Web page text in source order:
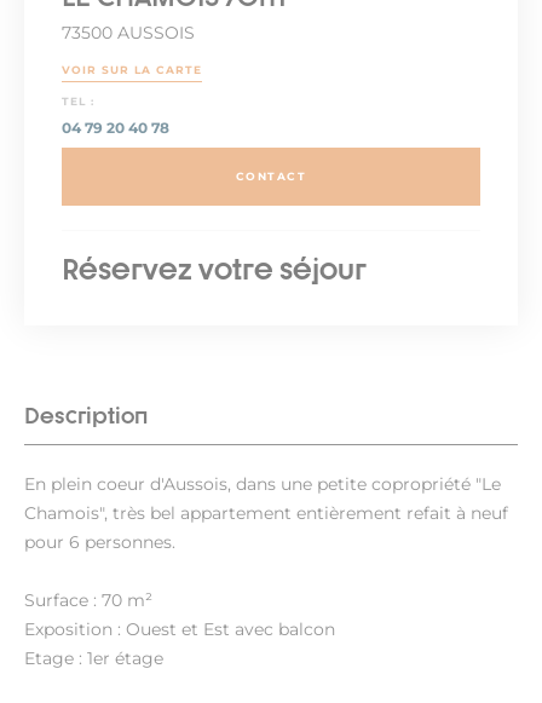
Description
En plein coeur d'Aussois, dans une petite copropriété "Le
Chamois", très bel appartement entièrement refait à neuf
pour 6 personnes.
Surface : 70 m²
Exposition : Ouest et Est avec balcon
Etage : 1er étage
73500 AUSSOIS
VOIR SUR LA CARTE
TEL :
04 79 20 40 78
CONTACT
Réservez votre séjour